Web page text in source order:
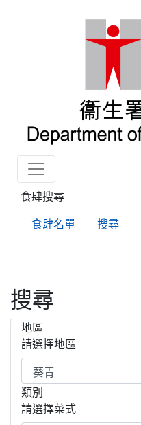
食肆搜尋
食肆名單
搜尋
搜尋
地區
請選擇地區
類別
請選擇菜式